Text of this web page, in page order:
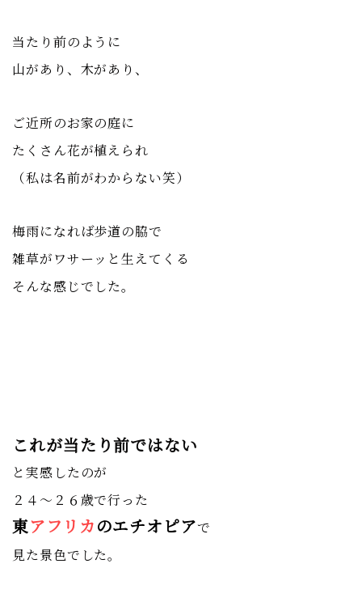
当たり前のように
山があり、木があり、
ご近所のお家の庭に
たくさん花が植えられ
（私は名前がわからない笑）
梅雨になれば歩道の脇で
雑草がワサーッと生えてくる
そんな感じでした。
これが当たり前ではない
と実感したのが
２４〜２６歳で行った
東アフリカのエチオピアで
見た景色でした。